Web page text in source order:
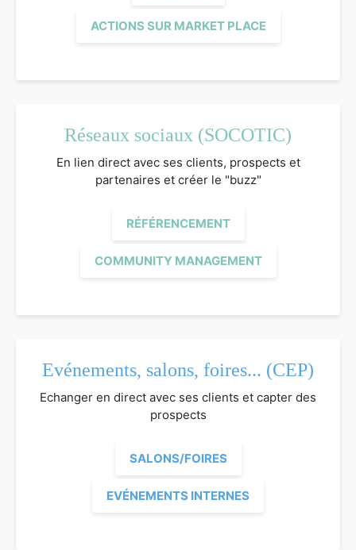
ACTIONS SUR MARKET PLACE
Réseaux sociaux (SOCOTIC)
En lien direct avec ses clients, prospects et
partenaires et créer le "buzz"
RÉFÉRENCEMENT
COMMUNITY MANAGEMENT
Evénements, salons, foires... (CEP)
Echanger en direct avec ses clients et capter des
prospects
SALONS/FOIRES
EVÉNEMENTS INTERNES